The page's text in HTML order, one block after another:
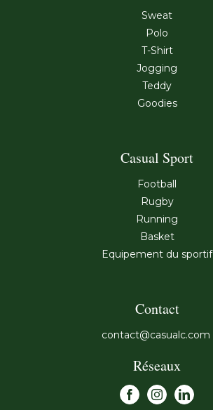
Sweat
Polo
T-Shirt
Jogging
Teddy
Goodies
Casual Sport
Football
Rugby
Running
Basket
Equipement du sportif
Contact
contact@casualc.com
Réseaux